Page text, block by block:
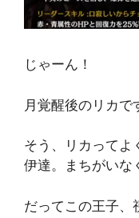
じゃーん！
月覚醒後のリカで
そう、リカってよ
伊達。まちがいな
だってこの王子、